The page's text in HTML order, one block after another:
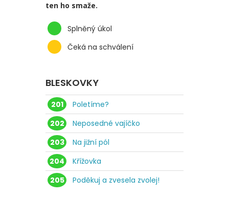
ten ho smaže.
Splněný úkol
Čeká na schválení
BLESKOVKY
201
Poletíme?
202
Neposedné vajíčko
203
Na jižní pól
204
Křížovka
205
Poděkuj a zvesela zvolej!